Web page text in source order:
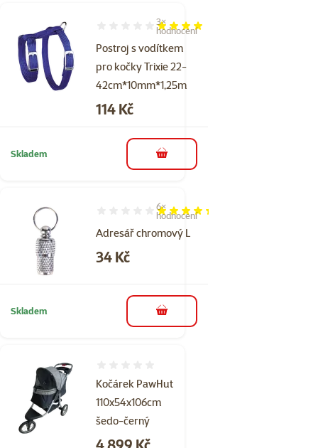
Postroj s vodítkem
pro kočky Trixie 22-
42cm*10mm*1,25m
Hodnocení 80%, počet hodnocení: 3
3×
hodnocení
Cena
114 Kč
Skladem do košíku
Adresář chromový L
Hodnocení 87%, počet hodnocení: 6
6×
hodnocení
Cena
34 Kč
Skladem do košíku
Kočárek PawHut
110x54x106cm
šedo-černý
Cena